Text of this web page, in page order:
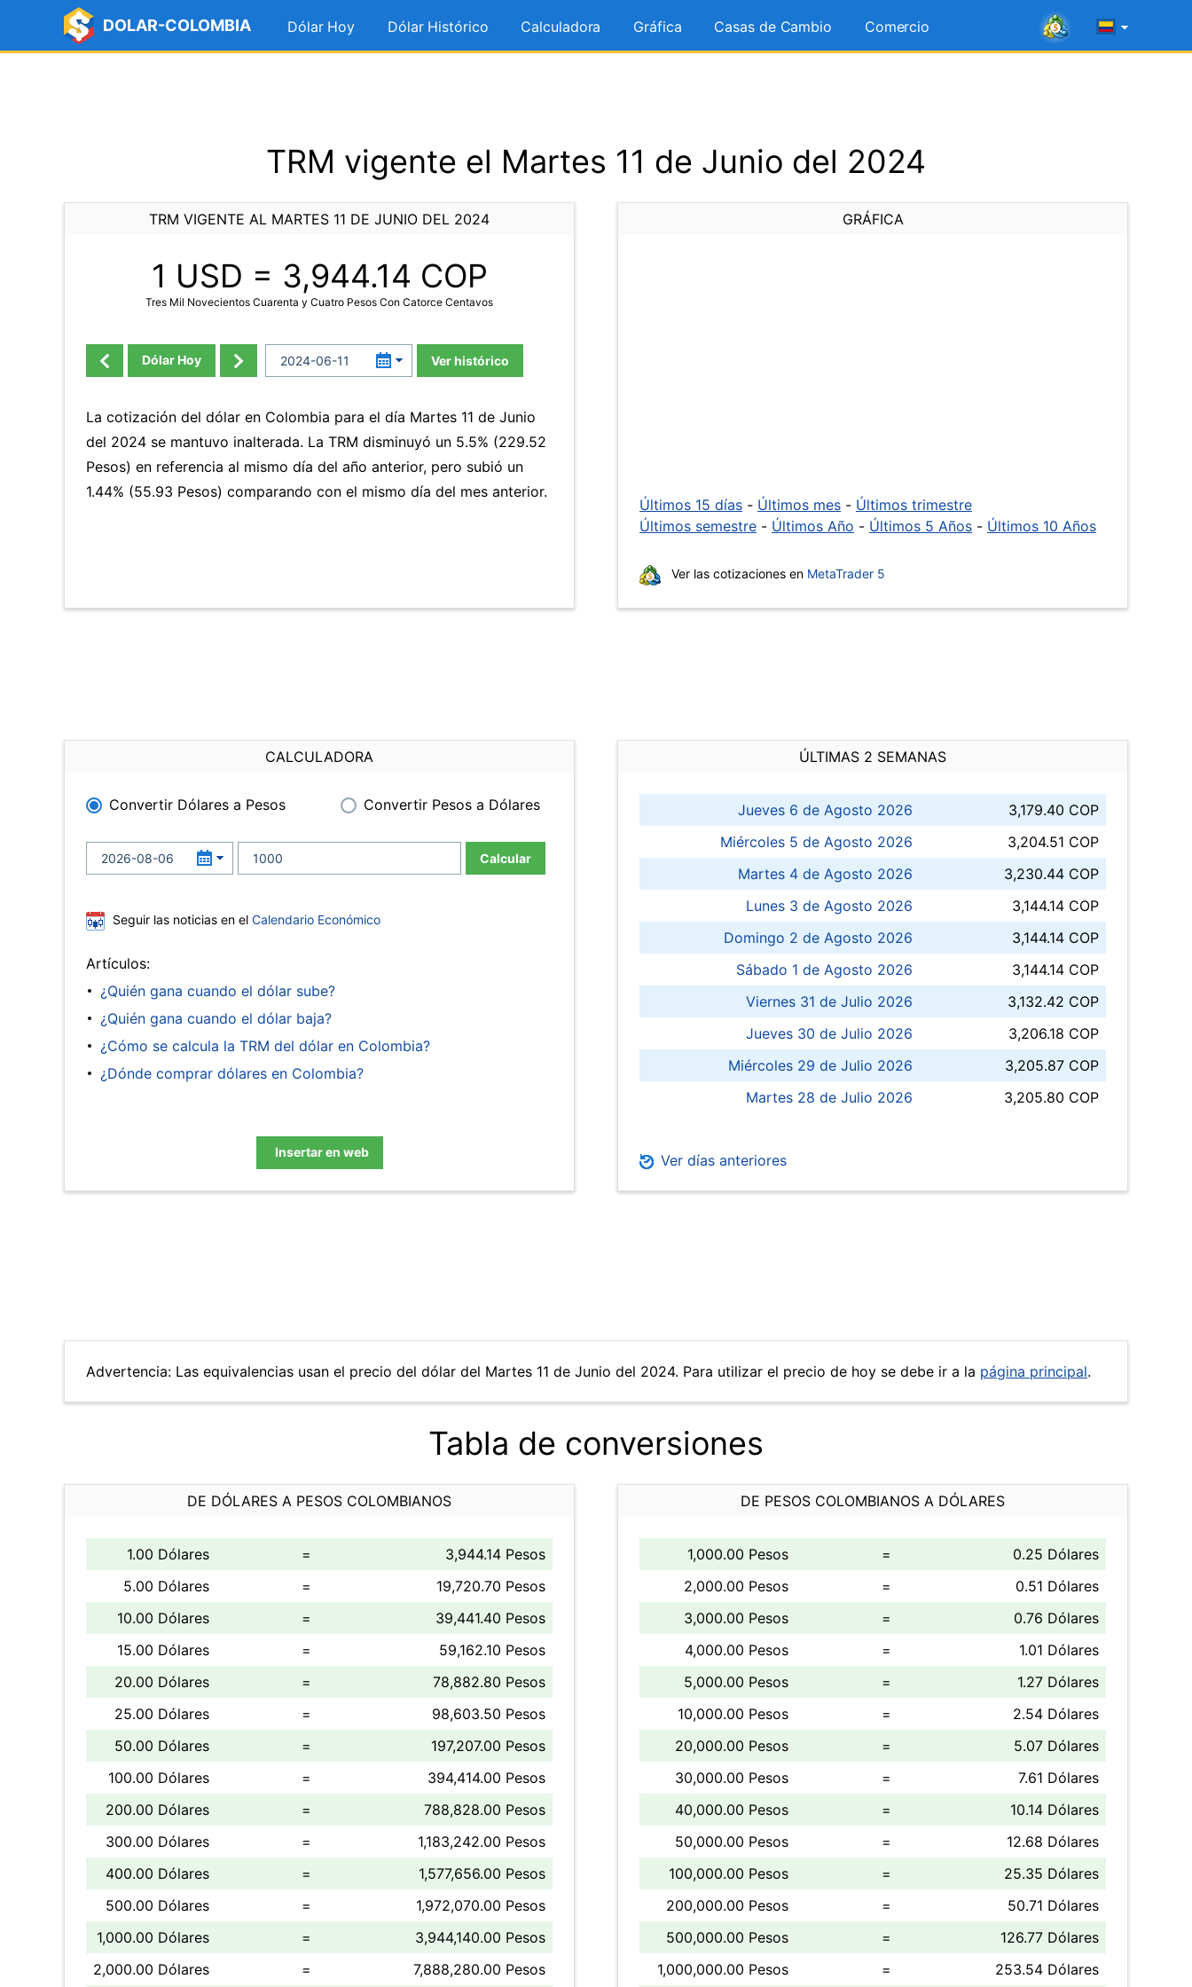
DOLAR-COLOMBIA Dólar Hoy Dólar Histórico Calculadora Gráfica Casas de Cambio Comercio
TRM vigente el Martes 11 de Junio del 2024
TRM VIGENTE AL MARTES 11 DE JUNIO DEL 2024
1 USD = 3,944.14 COP
Tres Mil Novecientos Cuarenta y Cuatro Pesos Con Catorce Centavos
Dólar Hoy Ver histórico
La cotización del dólar en Colombia para el día Martes 11 de Junio
del 2024 se mantuvo inalterada. La TRM disminuyó un 5.5% (229.52
Pesos) en referencia al mismo día del año anterior, pero subió un
1.44% (55.93 Pesos) comparando con el mismo día del mes anterior.
GRÁFICA
Últimos 15 días - Últimos mes - Últimos trimestre
Últimos semestre - Últimos Año - Últimos 5 Años - Últimos 10 Años
Ver las cotizaciones en MetaTrader 5
CALCULADORA
Convertir Dólares a Pesos Convertir Pesos a Dólares
Calcular
Seguir las noticias en el Calendario Económico
Artículos:
¿Quién gana cuando el dólar sube?
¿Quién gana cuando el dólar baja?
¿Cómo se calcula la TRM del dólar en Colombia?
¿Dónde comprar dólares en Colombia?
Insertar en web
ÚLTIMAS 2 SEMANAS
Jueves 6 de Agosto 2026
3,179.40 COP
Miércoles 5 de Agosto 2026
3,204.51 COP
Martes 4 de Agosto 2026
3,230.44 COP
Lunes 3 de Agosto 2026
3,144.14 COP
Domingo 2 de Agosto 2026
3,144.14 COP
Sábado 1 de Agosto 2026
3,144.14 COP
Viernes 31 de Julio 2026
3,132.42 COP
Jueves 30 de Julio 2026
3,206.18 COP
Miércoles 29 de Julio 2026
3,205.87 COP
Martes 28 de Julio 2026
3,205.80 COP
Ver días anteriores
Advertencia: Las equivalencias usan el precio del dólar del Martes 11 de Junio del 2024. Para utilizar el precio de hoy se debe ir a la página principal.
Tabla de conversiones
DE DÓLARES A PESOS COLOMBIANOS
1.00 Dólares =
3,944.14 Pesos
5.00 Dólares
=
19,720.70 Pesos
10.00 Dólares
=
39,441.40 Pesos
15.00 Dólares
=
59,162.10 Pesos
20.00 Dólares
=
78,882.80 Pesos
25.00 Dólares
=
98,603.50 Pesos
50.00 Dólares
=
197,207.00 Pesos
100.00 Dólares
=
394,414.00 Pesos
200.00 Dólares
=
788,828.00 Pesos
300.00 Dólares
=
1,183,242.00 Pesos
400.00 Dólares
=
1,577,656.00 Pesos
500.00 Dólares
=
1,972,070.00 Pesos
1,000.00 Dólares
=
3,944,140.00 Pesos
2,000.00 Dólares
= 7,888,280.00 Pesos
DE PESOS COLOMBIANOS A DÓLARES
1,000.00 Pesos =
0.25 Dólares
2,000.00 Pesos
=
0.51 Dólares
3,000.00 Pesos
=
0.76 Dólares
4,000.00 Pesos
=
1.01 Dólares
5,000.00 Pesos
=
1.27 Dólares
10,000.00 Pesos
=
2.54 Dólares
20,000.00 Pesos
=
5.07 Dólares
30,000.00 Pesos
=
7.61 Dólares
40,000.00 Pesos
=
10.14 Dólares
50,000.00 Pesos
=
12.68 Dólares
100,000.00 Pesos
=
25.35 Dólares
200,000.00 Pesos
=
50.71 Dólares
500,000.00 Pesos
=
126.77 Dólares
1,000,000.00 Pesos
= 253.54 Dólares